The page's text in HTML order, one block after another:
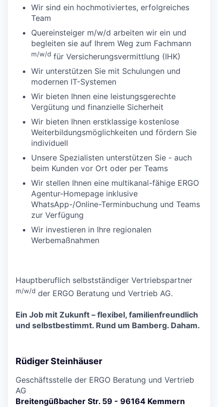
Wir sind ein hochmotiviertes, erfolgreiches
Team
Quereinsteiger m/w/d arbeiten wir ein und
begleiten sie auf Ihrem Weg zum Fachmann
m/w/d für Versicherungsvermittlung (IHK)
Wir unterstützen Sie mit Schulungen und
modernen IT-Systemen
Wir bieten Ihnen eine leistungsgerechte
Vergütung und finanzielle Sicherheit
Wir bieten Ihnen erstklassige kostenlose
Weiterbildungsmöglichkeiten und fördern Sie
individuell
Unsere Spezialisten unterstützen Sie - auch
beim Kunden vor Ort oder per Teams
Wir stellen Ihnen eine multikanal-fähige ERGO
Agentur-Homepage inklusive
WhatsApp-/Online-Terminbuchung und Teams
zur Verfügung
Wir investieren in Ihre regionalen
Werbemaßnahmen
Hauptberuflich selbstständiger Vertriebspartner
m/w/d der ERGO Beratung und Vertrieb AG.
Ein Job mit Zukunft – flexibel, familienfreundlich
und selbstbestimmt. Rund um Bamberg. Daham.
Rüdiger Steinhäuser
Geschäftsstelle der ERGO Beratung und Vertrieb
AG
Breitengüßbacher Str. 59 - 96164 Kemmern